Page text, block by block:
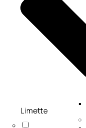
Limette